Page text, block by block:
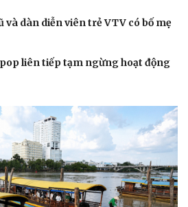
và dàn diễn viên trẻ VTV có bố mẹ
liên tiếp tạm ngừng hoạt động